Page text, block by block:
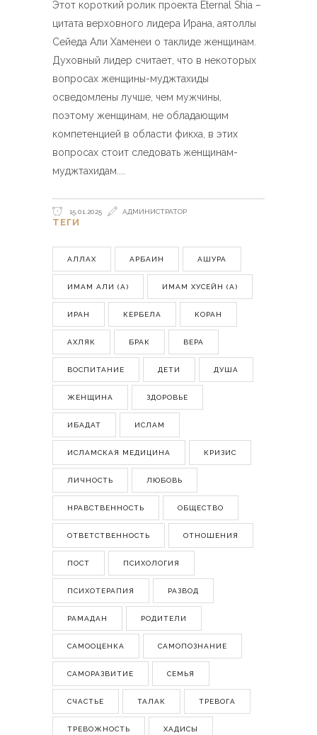
Этот короткий ролик проекта Eternal Shia –
цитата верховного лидера Ирана, аятоллы
Сейеда Али Хаменеи о таклиде женщинам.
Духовный лидер считает, что в некоторых
вопросах женщины-муджтахиды
осведомлены лучше, чем мужчины,
поэтому женщинам, не обладающим
компетенцией в области фикха, в этих
вопросах стоит следовать женщинам-
муджтахидам.
15.01.2025 АДМИНИСТРАТОР
ТЕГИ
АЛЛАХ АРБАИН АШУРА
ИМАМ АЛИ (А) ИМАМ ХУСЕЙН (А)
ИРАН КЕРБЕЛА КОРАН
АХЛЯК БРАК ВЕРА
ВОСПИТАНИЕ ДЕТИ ДУША
ЖЕНЩИНА ЗДОРОВЬЕ
ИБАДАТ ИСЛАМ
ИСЛАМСКАЯ МЕДИЦИНА КРИЗИС
ЛИЧНОСТЬ ЛЮБОВЬ
НРАВСТВЕННОСТЬ ОБЩЕСТВО
ОТВЕТСТВЕННОСТЬ ОТНОШЕНИЯ
ПОСТ ПСИХОЛОГИЯ
ПСИХОТЕРАПИЯ РАЗВОД
РАМАДАН РОДИТЕЛИ
САМООЦЕНКА САМОПОЗНАНИЕ
САМОРАЗВИТИЕ СЕМЬЯ
СЧАСТЬЕ ТАЛАК ТРЕВОГА
ТРЕВОЖНОСТЬ ХАДИСЫ